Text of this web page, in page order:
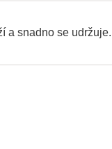
a snadno se udržuje.